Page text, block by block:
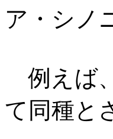
ア・シノ
例えば
て同種と